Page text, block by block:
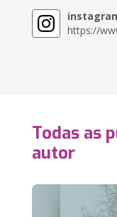
https://
Todas as
autor